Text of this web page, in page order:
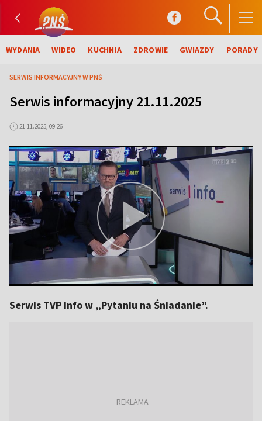
WYDANIA WIDEO KUCHNIA ZDROWIE GWIAZDY PORADY
SERWIS INFORMACYJNY W PNŚ
Serwis informacyjny 21.11.2025
21.11.2025, 09:26
Serwis TVP Info w „Pytaniu na Śniadanie”.